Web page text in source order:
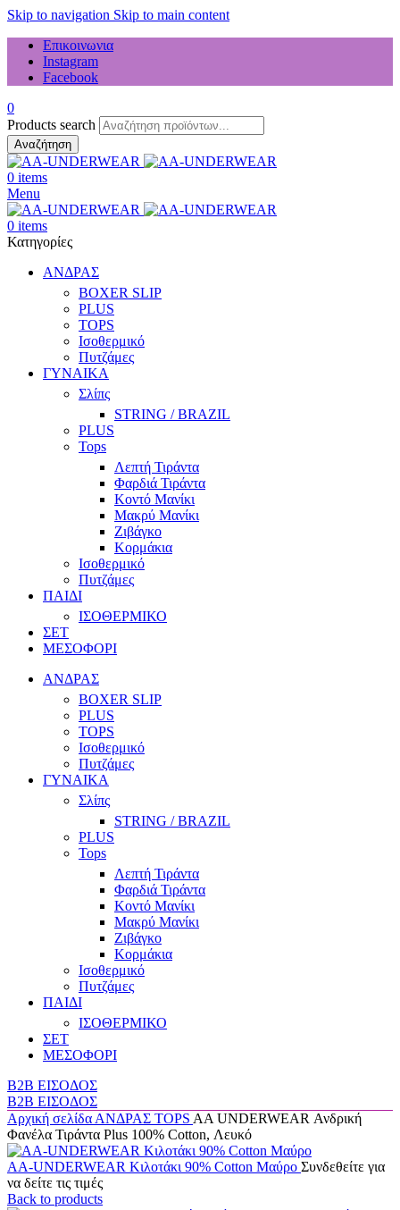
Skip to navigation Skip to main content
Επικοινωνια
Instagram
Facebook
0
Products search
Αναζήτηση
0 items
Menu
0 items
Κατηγορίες
ΑΝΔΡΑΣ
BOXER SLIP
PLUS
TOPS
Ισοθερμικό
Πυτζάμες
ΓΥΝΑΙΚΑ
Σλίπς
STRING / BRAZIL
PLUS
Tops
Λεπτή Τιράντα
Φαρδιά Τιράντα
Κοντό Μανίκι
Μακρύ Μανίκι
Ζιβάγκο
Κορμάκια
Ισοθερμικό
Πυτζάμες
ΠΑΙΔΙ
ΙΣΟΘΕΡΜΙΚΟ
ΣΕΤ
ΜΕΣΟΦΟΡΙ
ΑΝΔΡΑΣ
BOXER SLIP
PLUS
TOPS
Ισοθερμικό
Πυτζάμες
ΓΥΝΑΙΚΑ
Σλίπς
STRING / BRAZIL
PLUS
Tops
Λεπτή Τιράντα
Φαρδιά Τιράντα
Κοντό Μανίκι
Μακρύ Μανίκι
Ζιβάγκο
Κορμάκια
Ισοθερμικό
Πυτζάμες
ΠΑΙΔΙ
ΙΣΟΘΕΡΜΙΚΟ
ΣΕΤ
ΜΕΣΟΦΟΡΙ
B2B ΕΙΣΟΔΟΣ
B2B ΕΙΣΟΔΟΣ
Αρχική σελίδα ΑΝΔΡΑΣ TOPS AA UNDERWEAR Ανδρική
Φανέλα Τιράντα Plus 100% Cotton, Λευκό
AA-UNDERWEAR Κιλοτάκι 90% Cotton Μαύρο Συνδεθείτε για
να δείτε τις τιμές
Back to products